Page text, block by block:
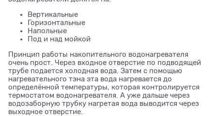
Вертикальные
Горизонтальные
Напольные
Под и над мойкой
Принцип работы накопительного водонагревателя
очень прост. Через входное отверстие по подводящей
трубе подается холодная вода. Затем с помощью
нагревательного тэна эта вода нагревается до
определённой температуры, которая контролируется
термостатом водонагревателя. А уже дальше через
водозаборную трубку нагретая вода выводится через
выходное отверстие.